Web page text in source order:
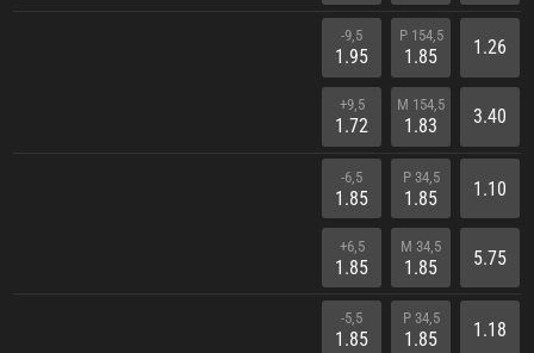
-9,5
1.95
+9,5
1.72
P 154,5
1.85
M 154,5
1.83
1.26
3.40
-6,5
1.85
+6,5
1.85
P 34,5
1.85
M 34,5
1.85
1.10
5.75
-5,5
1.85
P 34,5
1.85 1.18